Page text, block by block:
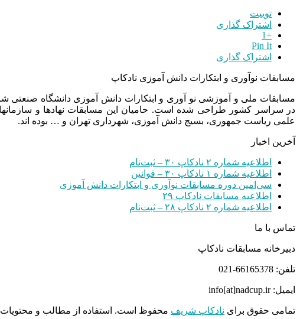
توییت
اشتراک گذاری
+1
Pin It
اشتراک گذاری
مسابقات نوآوری و ابتکارات دانش آموزی نادکاپ
مسابقات ملی و آموزشی نو آوری و ابتکارات دانش آموزی دانشگاه
در سراسر کشور طراحی شده است. حامیان این مسابقات نهادها و
علمی ریاست جمهوری، بسیج دانش آموزی، شهرداری تهران و … بوده اند.
آخرین اخبار
اطلاعیه شماره ۲ نادکاپ ۳۰ – ثبت‌نام
اطلاعیه شماره ۱ نادکاپ ۳۰ – قوانین
سی‌امین دوره مسابقات نوآوری و ابتکارات دانش آموزی
اطلاعیه مسابقات نادکاپ ۲۹
اطلاعیه شماره ۲ نادکاپ ۲۸ – ثبت‌نام
تماس با ما
دبیرخانه مسابقات نادکاپ
تلفن: 66165378-021
ایمیل: info[at]nadcup.ir
تمامی حقوق برای نادکاپ شریف محفوظ است. استفاده از مطالب و